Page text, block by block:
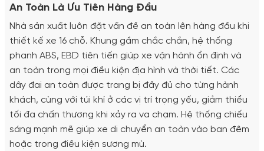
An Toàn Là Ưu Tiên Hàng Đầu
Nhà sản xuất luôn đặt vấn đề an toàn lên hàng đầu khi
thiết kế xe 16 chỗ. Khung gầm chắc chắn, hệ thống
phanh ABS, EBD tiên tiến giúp xe vận hành ổn định và
an toàn trong mọi điều kiện địa hình và thời tiết. Các
dây đai an toàn được trang bị đầy đủ cho từng hành
khách, cùng với túi khí ở các vị trí trọng yếu, giảm thiểu
tối đa chấn thương khi xảy ra va chạm. Hệ thống chiếu
sáng mạnh mẽ giúp xe di chuyển an toàn vào ban đêm
hoặc trong điều kiện sương mù.